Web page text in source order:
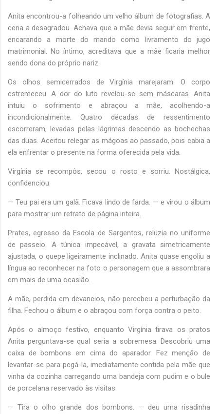
Anita encontrou-a folheando um velho álbum de fotografias. A
cena a desagradou. Achava que a mãe devia seguir em frente,
encarando a morte do marido como livramento do jugo
matrimonial. No íntimo, acreditava que a mãe ficaria melhor
sendo dona do próprio nariz.
Os olhos semicerrados de Virgínia marejaram. O corpo
estremeceu. A dor do luto revelou-se sem máscaras. Anita
intuiu o sofrimento e abraçou a mãe, acolhendo-a
incondicionalmente. Quatro décadas de ressentimento
escorreram, levadas pelas lágrimas descendo as bochechas
das duas. Aceitou relegar as mágoas ao passado, pois cabia a
ela enfrentar o presente na forma oferecida pela vida.
Virgínia se recompôs, secou o rosto e sorriu. Nostálgica,
confidenciou:
— Teu pai era um galã. Ficava lindo de farda. — e virou o álbum
para mostrar um retrato de página inteira.
Prates, egresso da Escola de Sargentos, reluzia no uniforme
de passeio. A túnica impecável, a gravata simetricamente
ajustada, o quepe ligeiramente inclinado. Anita quase engoliu a
língua ao reconhecer na foto o personagem que a assombrara
em mais de uma ocasião.
A mãe, perdida em devaneios, não percebeu a perturbação da
filha. Fechou o álbum e o abraçou com força contra o peito.
Após o almoço festivo, enquanto Virgínia tirava os pratos
Anita perguntava-se qual seria a sobremesa. Descobriu uma
caixa de bombons em cima do aparador. Fez menção de
levantar-se para pegá-la, imediatamente contida pela mãe que
vinha da cozinha carregando uma bandeja com pudim e o bule
de porcelana reservado às visitas:
— Tira o olho grande dos bombons. — deu uma risadinha